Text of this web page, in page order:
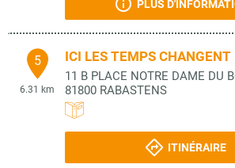
PLUS
5
6.31 km
ICI LES TEMPS CHANGENT
11 B PLACE NOTRE DAME DU
81800 RABASTENS
ITINÉRAIRE